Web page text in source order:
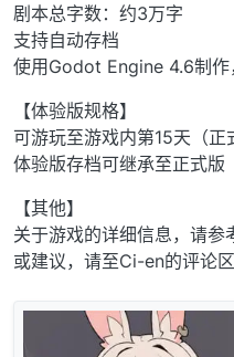
剧本总字数：约3万字
支持自动存档
使用Godot Engine 4.6制作
【体验版规格】
可游玩至游戏内第15天（正
体验版存档可继承至正式版
【其他】
关于游戏的详细信息，请参
或建议，请至Ci-en的评论区